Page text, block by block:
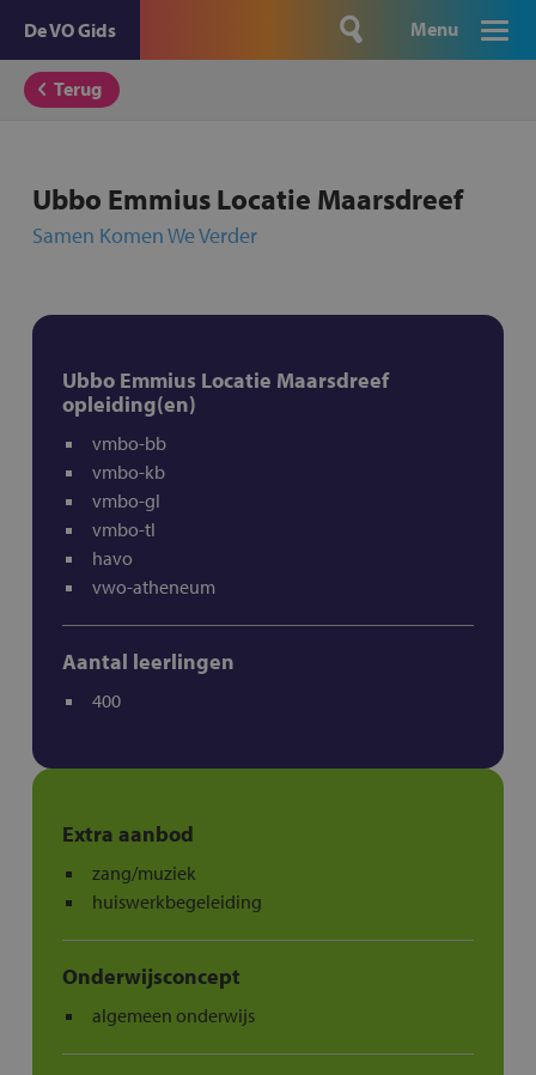
De VO Gids Menu
Terug
Ubbo Emmius Locatie Maarsdreef
Samen Komen We Verder
Ubbo Emmius Locatie Maarsdreef
opleiding(en)
vmbo-bb
vmbo-kb
vmbo-gl
vmbo-tl
havo
vwo-atheneum
Aantal leerlingen
400
Extra aanbod
zang/muziek
huiswerkbegeleiding
Onderwijsconcept
algemeen onderwijs